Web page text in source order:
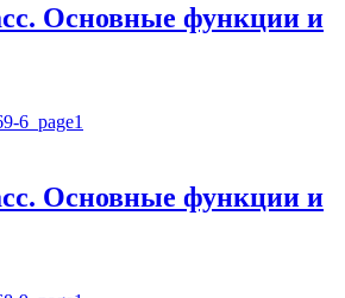
Основные функции и
Основные функции и